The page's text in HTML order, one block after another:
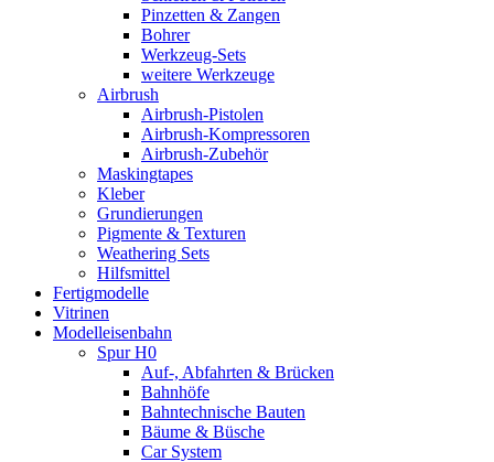
Pinzetten & Zangen
Bohrer
Werkzeug-Sets
weitere Werkzeuge
Airbrush
Airbrush-Pistolen
Airbrush-Kompressoren
Airbrush-Zubehör
Maskingtapes
Kleber
Grundierungen
Pigmente & Texturen
Weathering Sets
Hilfsmittel
Fertigmodelle
Vitrinen
Modelleisenbahn
Spur H0
Auf-, Abfahrten & Brücken
Bahnhöfe
Bahntechnische Bauten
Bäume & Büsche
Car System